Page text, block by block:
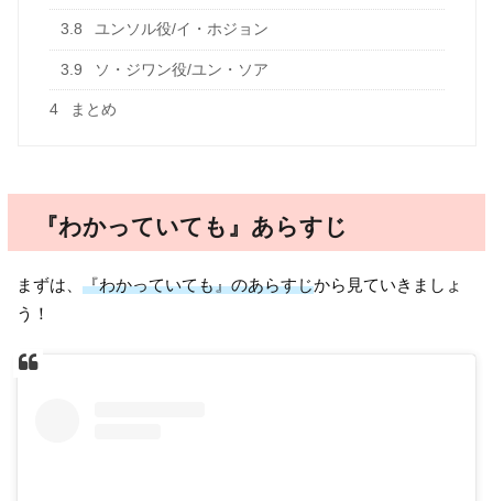
3.8 ユンソル役/イ・ホジョン
3.9 ソ・ジワン役/ユン・ソア
4 まとめ
『わかっていても』あらすじ
まずは、『わかっていても』のあらすじから見ていきましょ
う！